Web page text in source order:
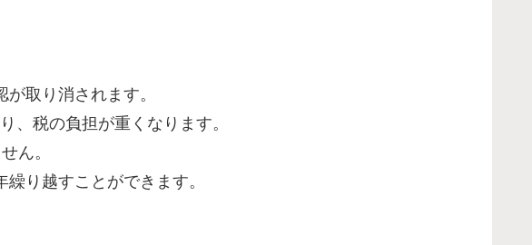
取り消されます。
、税の負担が重くなります。
ん。
り越すことができます。